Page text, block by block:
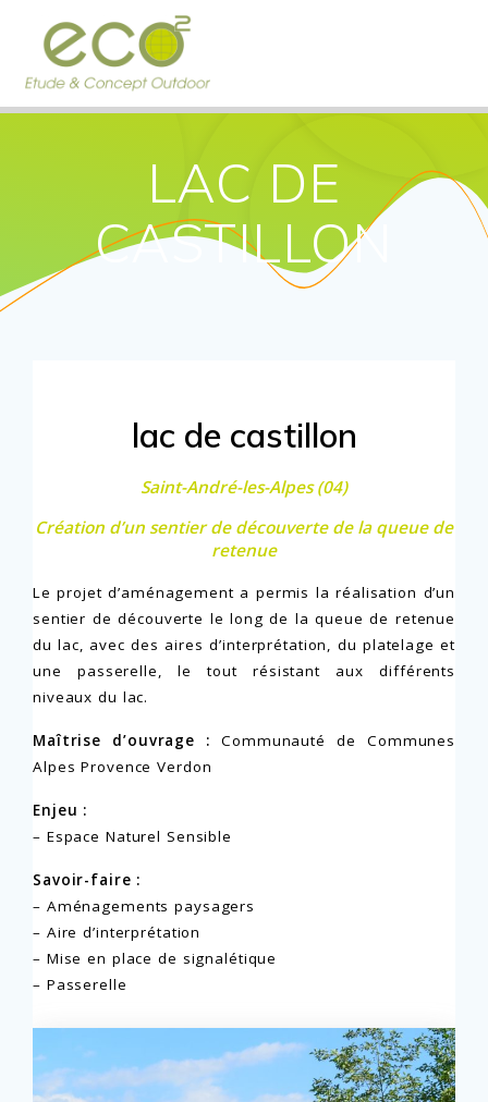
LAC DE
CASTILLON
lac de castillon
Saint-André-les-Alpes (04)
Création d’un sentier de découverte de la queue de
retenue
Le projet d’aménagement a permis la réalisation d’un
sentier de découverte le long de la queue de retenue
du lac, avec des aires d’interprétation, du platelage et
une passerelle, le tout résistant aux différents
niveaux du lac.
Maîtrise d’ouvrage : Communauté de Communes
Alpes Provence Verdon
Enjeu :
– Espace Naturel Sensible
Savoir-faire :
– Aménagements paysagers
– Aire d’interprétation
– Mise en place de signalétique
– Passerelle